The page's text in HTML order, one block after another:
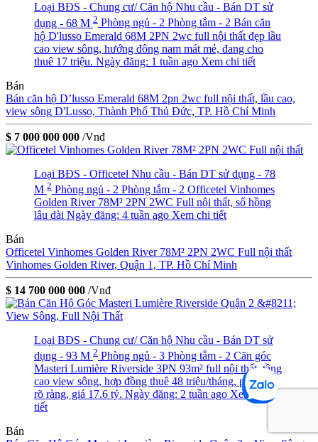
Loại BĐS - Chung cư/ Căn hộ Nhu cầu - Bán DT sử
dụng - 68 M 2 Phòng ngủ - 2 Phòng tắm - 2 Bán căn
hộ D'lusso Emerald 68M 2PN 2wc full nội thất đẹp lầu
cao view sông, hướng đông nam mát mẻ, đang cho
thuê 17 triệu. Ngày đăng: 1 tuần ago Xem chi tiết
Bán
Bán căn hộ D’lusso Emerald 68M 2pn 2wc full nội thất, lầu cao,
view sông D'Lusso, Thành Phố Thủ Đức, TP. Hồ Chí Minh
$ 7 000 000 000 /Vnđ
Loại BĐS - Officetel Nhu cầu - Bán DT sử dụng - 78
M 2 Phòng ngủ - 2 Phòng tắm - 2 Officetel Vinhomes
Golden River 78M² 2PN 2WC Full nội thất, sổ hồng
lâu dài Ngày đăng: 4 tuần ago Xem chi tiết
Bán
Officetel Vinhomes Golden River 78M² 2PN 2WC Full nội thất
Vinhomes Golden River, Quận 1, TP. Hồ Chí Minh
$ 14 700 000 000 /Vnđ
Loại BĐS - Chung cư/ Căn hộ Nhu cầu - Bán DT sử
dụng - 93 M 2 Phòng ngủ - 3 Phòng tắm - 2 Căn góc
Masteri Lumière Riverside 3PN 93m² full nội thất, tầng
cao view sông, hợp đồng thuê 48 triệu/tháng, pháp lý
rõ ràng, giá 17.6 tỷ. Ngày đăng: 2 tuần ago Xem chi
tiết
Bán